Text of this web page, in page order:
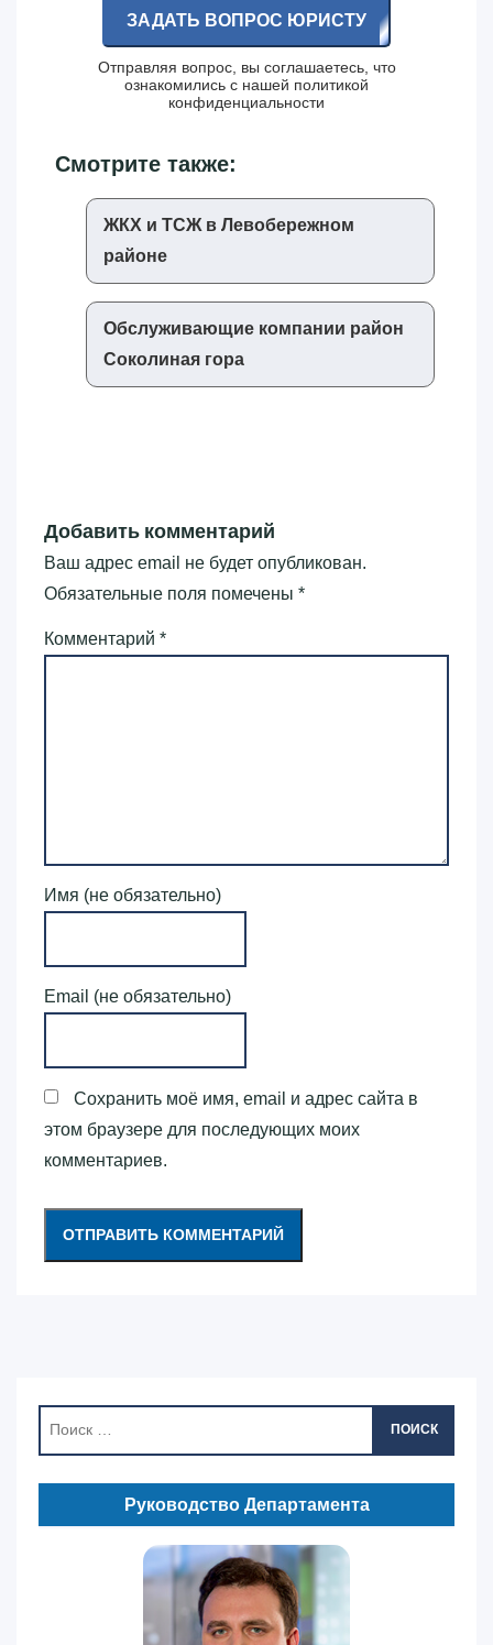
ЗАДАТЬ ВОПРОС ЮРИСТУ
Отправляя вопрос, вы соглашаетесь, что
ознакомились с нашей политикой
конфиденциальности
Смотрите также:
ЖКХ и ТСЖ в Левобережном
районе
Обслуживающие компании район
Соколиная гора
Добавить комментарий
Ваш адрес email не будет опубликован.
Обязательные поля помечены *
Комментарий *
Имя (не обязательно)
Email (не обязательно)
Сохранить моё имя, email и адрес сайта в
этом браузере для последующих моих
комментариев.
ПОИСК
Руководство Департамента